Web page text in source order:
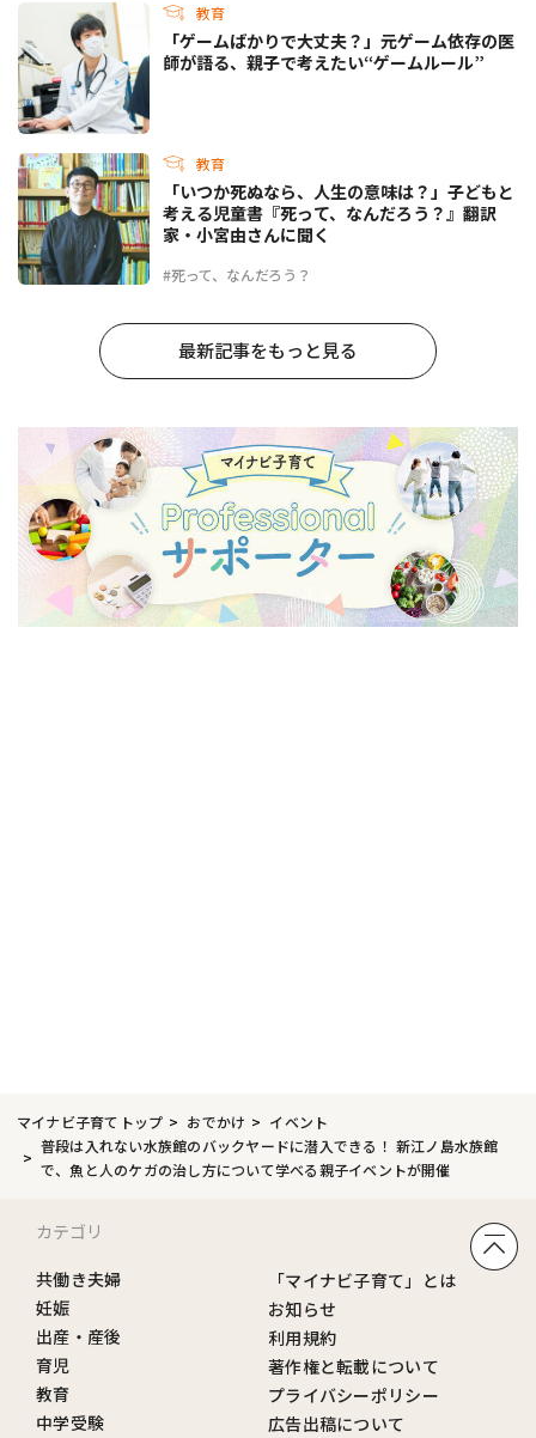
教育
「ゲームばかりで大丈夫？」元ゲーム依存の医
師が語る、親子で考えたい“ゲームルール”
教育
#死って、なんだろう？
「いつか死ぬなら、人生の意味は？」子どもと
考える児童書『死って、なんだろう？』翻訳
家・小宮由さんに聞く
最新記事をもっと見る
マイナビ子育てトップ おでかけ
イベント
普段は入れない水族館のバックヤードに潜入できる！ 新江ノ島水族館
で、魚と人のケガの治し方について学べる親子イベントが開催
カテゴリ
共働き夫婦
妊娠
出産・産後
育児
教育
中学受験
「マイナビ子育て」とは
お知らせ
利用規約
著作権と転載について
プライバシーポリシー
広告出稿について